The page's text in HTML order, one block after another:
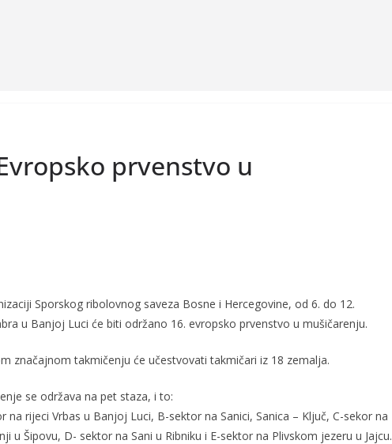
prvenstvo u
Sporskog ribolovnog saveza Bosne i Hercegovine, od 6. do 12.
u Banjoj Luci će biti održano 16. evropsko prvenstvo u mušičarenju.
značajnom takmičenju će učestvovati takmičari iz 18 zemalja.
se održava na pet staza, i to:
na rijeci Vrbas u Banjoj Luci, B-sektor na Sanici, Sanica – Ključ, C-sekor na
u Šipovu, D- sektor na Sani u Ribniku i E-sektor na Plivskom jezeru u Jajcu.